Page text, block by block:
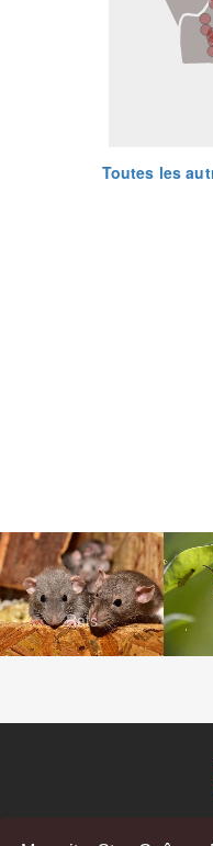
Toutes les
Rats
© Copyright 2026